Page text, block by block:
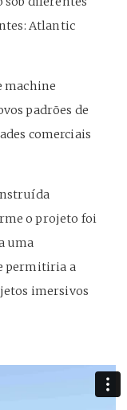
Atlantic
machine
padrões de
comerciais
o projeto foi
uma
permitiria a
imersivos